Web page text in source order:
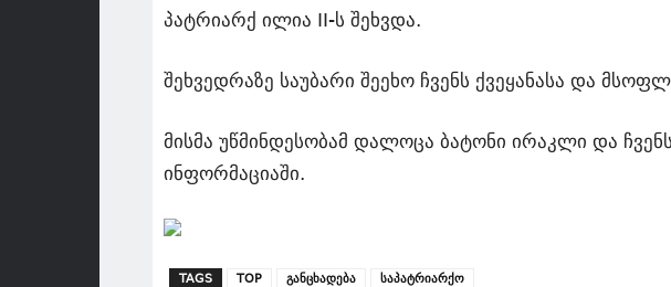
პატრიარქ ილია II-ს შეხვდა.
შეხვედრაზე საუბარი შეეხო ჩვენს ქვეყანასა და
მისმა უწმინდესობამ დალოცა ბატონი ირაკლი და
ინფორმაციაში.
TAGS TOP განცხადება საპატრიარქო